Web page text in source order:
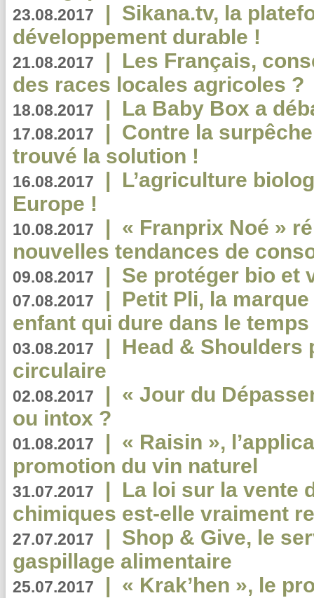
23.08.2017 | Sikana.tv, la
développement durable !
21.08.2017 | Les Français,
des races locales agricoles ?
18.08.2017 | La Baby Box a
17.08.2017 | Contre la
trouvé la solution !
16.08.2017 | L’agriculture
Europe !
10.08.2017 | « Franprix Noé »
nouvelles tendances de
09.08.2017 | Se protéger bio et
07.08.2017 | Petit Pli, la
enfant qui dure dans le temps
03.08.2017 | Head & Shoulders
circulaire
02.08.2017 | « Jour du
ou intox ?
01.08.2017 | « Raisin »,
promotion du vin naturel
31.07.2017 | La loi sur la vente
chimiques est-elle vraiment
27.07.2017 | Shop & Give, le
gaspillage alimentaire
25.07.2017 | « Krak’hen », le